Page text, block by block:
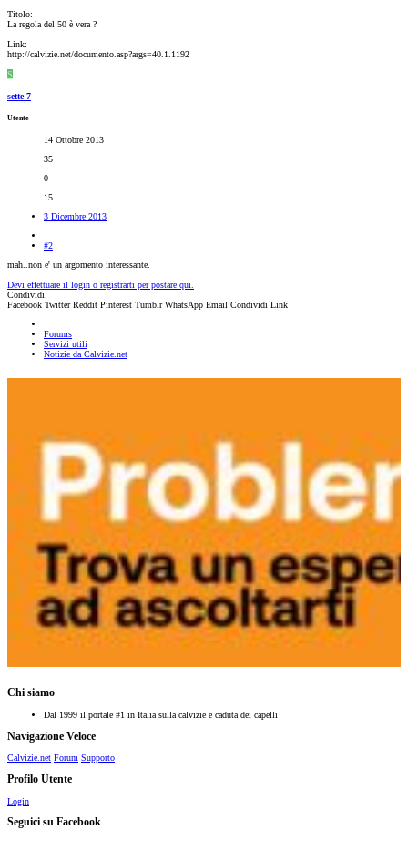
Titolo:
La regola del 50 è vera ?
Link:
http://calvizie.net/documento.asp?args=40.1.1192
S
sette 7
Utente
14 Ottobre 2013
35
0
15
3 Dicembre 2013
#2
mah..non e' un argomento interessante.
Devi effettuare il login o registrarti per postare qui.
Condividi:
Facebook Twitter Reddit Pinterest Tumblr WhatsApp Email Condividi Link
Forums
Servizi utili
Notizie da Calvizie.net
Chi siamo
Dal 1999 il portale #1 in Italia sulla calvizie e caduta dei capelli
Navigazione Veloce
Calvizie.net Forum Supporto
Profilo Utente
Login
Seguici su Facebook